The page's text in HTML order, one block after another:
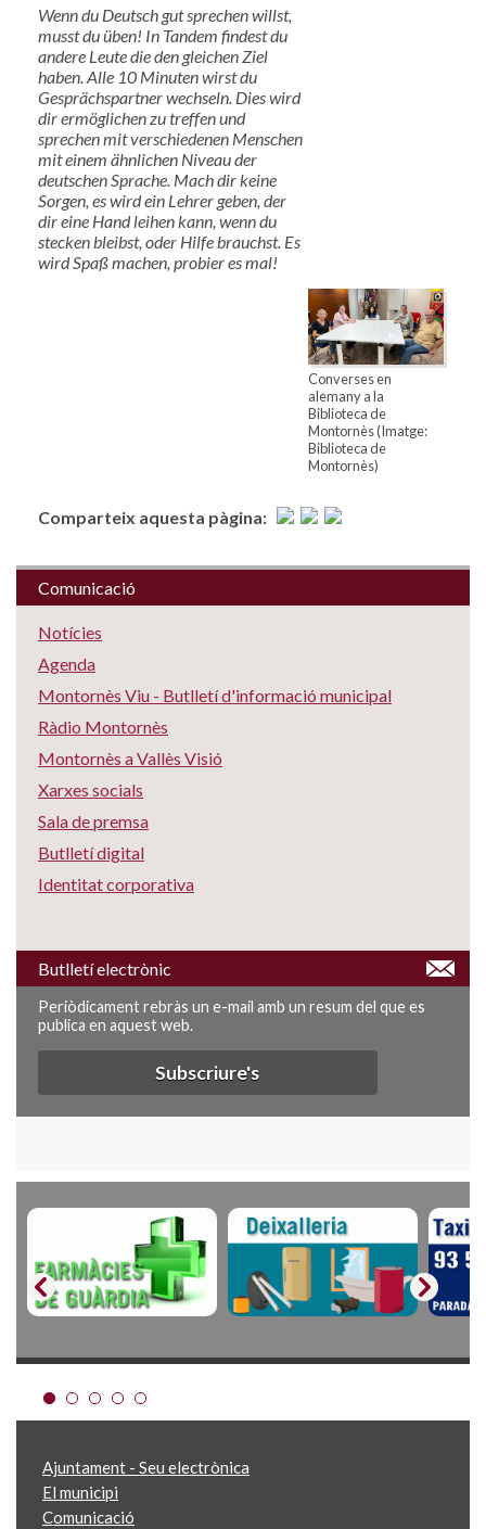
Wenn du Deutsch gut sprechen willst,
musst du üben! In Tandem findest du
andere Leute die den gleichen Ziel
haben. Alle 10 Minuten wirst du
Gesprächspartner wechseln. Dies wird
dir ermöglichen zu treffen und
sprechen mit verschiedenen Menschen
mit einem ähnlichen Niveau der
deutschen Sprache. Mach dir keine
Sorgen, es wird ein Lehrer geben, der
dir eine Hand leihen kann, wenn du
stecken bleibst, oder Hilfe brauchst. Es
wird Spaß machen, probier es mal!
Converses en
alemany a la
Biblioteca de
Montornès (Imatge:
Biblioteca de
Montornès)
Comparteix aquesta pàgina:
Comunicació
Notícies
Agenda
Montornès Viu - Butlletí d'informació municipal
Ràdio Montornès
Montornès a Vallès Visió
Xarxes socials
Sala de premsa
Butlletí digital
Identitat corporativa
Butlletí electrònic
Periòdicament rebràs un e-mail amb un resum del que es
publica en aquest web.
Subscriure's
Ajuntament - Seu electrònica
El municipi
Comunicació